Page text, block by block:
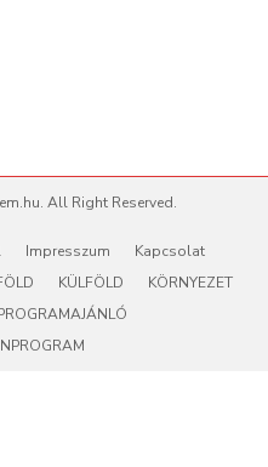
All Right Reserved.
Impresszum
Kapcsolat
KÜLFÖLD
KÖRNYEZET